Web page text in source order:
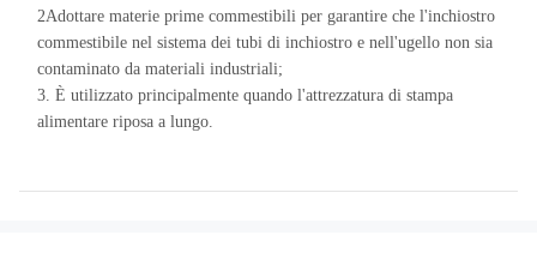
2Adottare materie prime commestibili per garantire che l'inchiostro
commestibile nel sistema dei tubi di inchiostro e nell'ugello non sia
contaminato da materiali industriali;
3. È utilizzato principalmente quando l'attrezzatura di stampa
alimentare riposa a lungo.